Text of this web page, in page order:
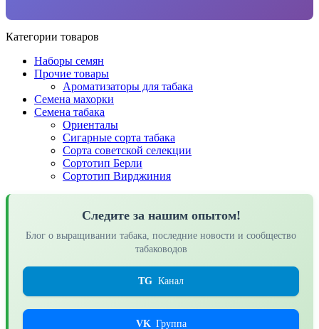
Категории товаров
Наборы семян
Прочие товары
Ароматизаторы для табака
Семена махорки
Семена табака
Ориенталы
Сигарные сорта табака
Сорта советской селекции
Сортотип Берли
Сортотип Вирджиния
Следите за нашим опытом!
Блог о выращивании табака, последние новости и сообщество
табаководов
TG Канал
VK Группа